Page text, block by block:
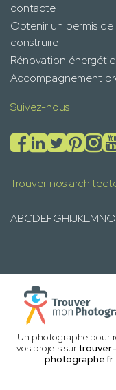
contacte
Obtenir un permis de
construire
Rénovation
Accompagnement
Suivez-nous
Trouver nos
ABCDEFGHIJKLMNO
Un photographe pour
vos projets sur
photographe.fr